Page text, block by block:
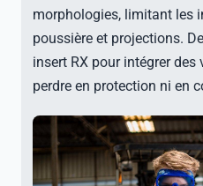
morphologies, limitant les
poussière et projections.
insert RX pour intégrer des
perdre en protection ni en